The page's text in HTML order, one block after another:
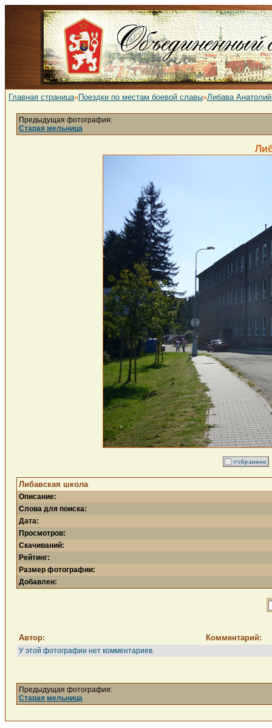
Главная страница»Поездки по местам боевой славы»Либава
Предыдущая фотография:
Старая мельница
Либавская школа
Описание:
Слова для поиска:
Дата:
Просмотров:
Скачиваний:
Рейтинг:
Размер фотографии:
Добавлен:
Автор: Комментарий:
У этой фотографии нет комментариев.
Предыдущая фотография:
Старая мельница